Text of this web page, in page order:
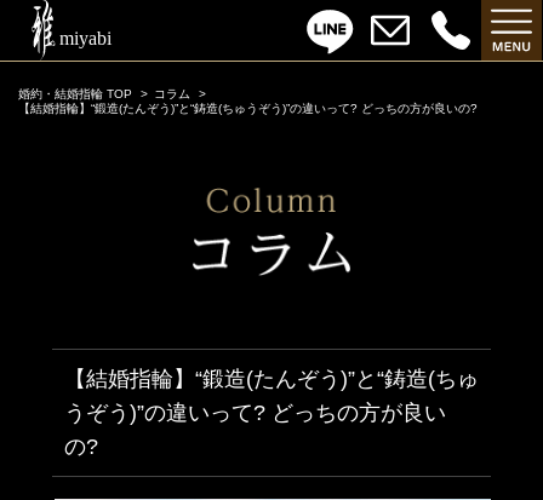
婚約・結婚指輪 TOP
コラム
【結婚指輪】“鍛造(たんぞう)”と“鋳造(ちゅうぞう)”の違いって? どっちの方が良いの?
【結婚指輪】“鍛造(たんぞう)”と“鋳造(ちゅ
うぞう)”の違いって? どっちの方が良い
の?